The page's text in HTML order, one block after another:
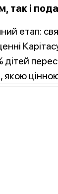
так і
етап:
дітей
якою